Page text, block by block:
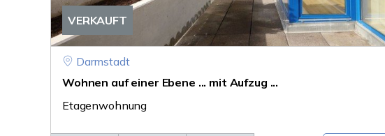
VERKAUFT
Darmstadt
Wohnen auf einer Ebene ... mit Aufzug ...
Etagenwohnung